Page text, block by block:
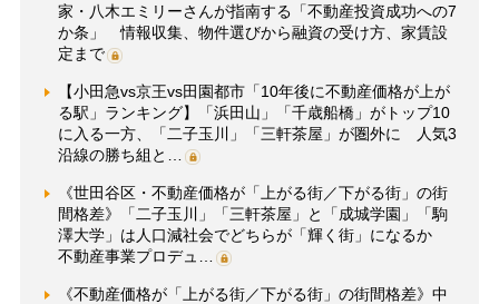
家・八木エミリーさんが指南する「不動産投資成功への7
か条」 情報収集、物件選びから融資の受け方、家賃設
定まで
【小田急vs京王vs田園都市「10年後に不動産価格が上が
る駅」ランキング】「浜田山」「千歳船橋」がトップ10
に入る一方、「二子玉川」「三軒茶屋」が圏外に 人気3
沿線の勝ち組と…
《世田谷区・不動産価格が「上がる街／下がる街」の街
間格差》「二子玉川」「三軒茶屋」と「成城学園」「駒
澤大学」は人口減社会でどちらが「輝く街」になるか
不動産事業プロデュ…
《不動産価格が「上がる街／下がる街」の街間格差》中